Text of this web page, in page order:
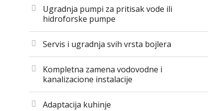
Ugradnja pumpi za pritisak vode ili
hidroforske pumpe
Servis i ugradnja svih vrsta bojlera
Kompletna zamena vodovodne i
kanalizacione instalacije
Adaptacija kuhinje